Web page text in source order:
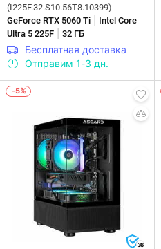
(I225F.32.S10.56T8.10399)
GeForce RTX 5060 Ti
Intel Core
Ultra 5 225F
32 ГБ
Бесплатная доставка
Отправим 1-3 дн.
-5%
36